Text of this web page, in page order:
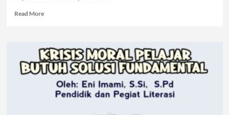
Read MoreRead
Aqsha
Dinodai,
Muliakan
Kembali
dengan
Islam